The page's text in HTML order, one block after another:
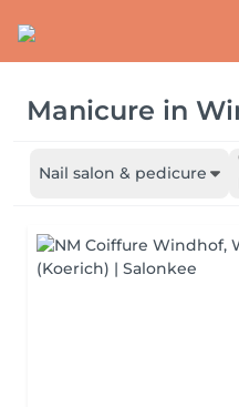
Manicure in
Nail salon & pedicure